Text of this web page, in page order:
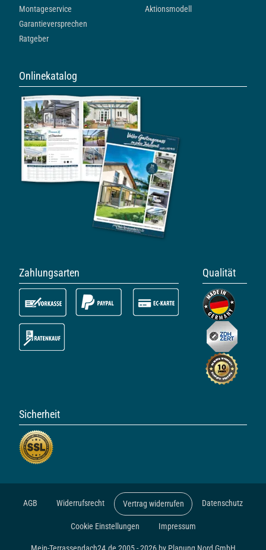
Montageservice
Garantieversprechen
Ratgeber
Aktionsmodell
Onlinekatalog
Zahlungsarten Qualität
Sicherheit
AGB Widerrufsrecht Vertrag widerrufen Datenschutz
Cookie Einstellungen Impressum